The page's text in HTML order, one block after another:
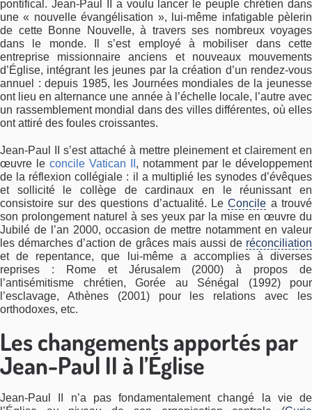
pontifical. Jean-Paul II a voulu lancer le peuple chrétien dans
une « nouvelle évangélisation », lui-même infatigable pèlerin
de cette Bonne Nouvelle, à travers ses nombreux voyages
dans le monde. Il s’est employé à mobiliser dans cette
entreprise missionnaire anciens et nouveaux mouvements
d’Église, intégrant les jeunes par la création d’un rendez-vous
annuel : depuis 1985, les Journées mondiales de la jeunesse
ont lieu en alternance une année à l’échelle locale, l’autre avec
un rassemblement mondial dans des villes différentes, où elles
ont attiré des foules croissantes.
Jean-Paul II s’est attaché à mettre pleinement et clairement en
œuvre le concile Vatican II , notamment par le développement
de la réflexion collégiale : il a multiplié les synodes d’évêques
et sollicité le collège de cardinaux en le réunissant en
consistoire sur des questions d’actualité. LeConcile a trouvé
son prolongement naturel à ses yeux par la mise en œuvre du
Jubilé de l’an 2000, occasion de mettre notamment en valeur
les démarches d’action de grâces mais aussi de réconciliation
et de repentance, que lui-même a accomplies à diverses
reprises : Rome et Jérusalem (2000) à propos de
l’antisémitisme chrétien, Gorée au Sénégal (1992) pour
l’esclavage, Athènes (2001) pour les relations avec les
orthodoxes, etc.
Les changements apportés par
Jean-Paul II à l’Église
Jean-Paul II n’a pas fondamentalement changé la vie de